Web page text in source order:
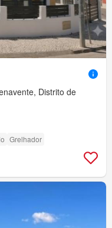
Distrito de
Grelhador